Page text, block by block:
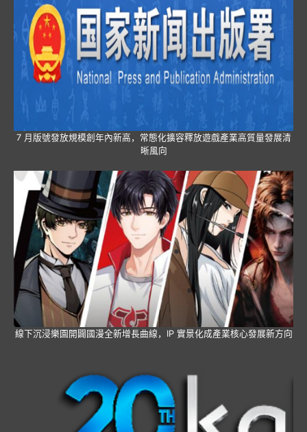
7 月版號發放規模創年內新高，常態化擴容釋放遊戲產業高質量發展清
晰風向
線下沉浸樂園開闢國漫全新增長曲線，IP 實景化成產業核心發展新方向